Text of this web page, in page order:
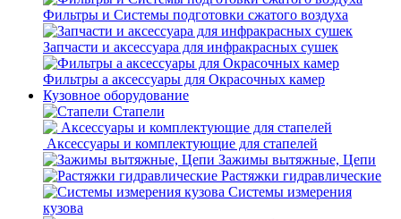
Фильтры и Системы подготовки сжатого воздуха
Запчасти и аксессуара для инфракрасных сушек
Фильтры а аксессуары для Окрасочных камер
Кузовное оборудование
Стапели
Аксессуары и комплектующие для стапелей
Зажимы вытяжные, Цепи
Растяжки гидравлические
Системы измерения
кузова